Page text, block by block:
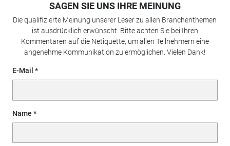
SAGEN SIE UNS IHRE MEINUNG
Die qualifizierte Meinung unserer Leser zu allen Branchenthemen
ist ausdrücklich erwünscht. Bitte achten Sie bei Ihren
Kommentaren auf die Netiquette, um allen Teilnehmern eine
angenehme Kommunikation zu ermöglichen. Vielen Dank!
E-Mail
Name